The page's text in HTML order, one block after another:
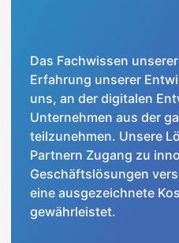
Das Fachwissen
Erfahrung unserer
uns, an der digitalen
Unternehmen aus der
teilzunehmen. Unsere
Partnern Zugang zu
Geschäftslösungen
eine ausgezeichnete
gewährleistet.